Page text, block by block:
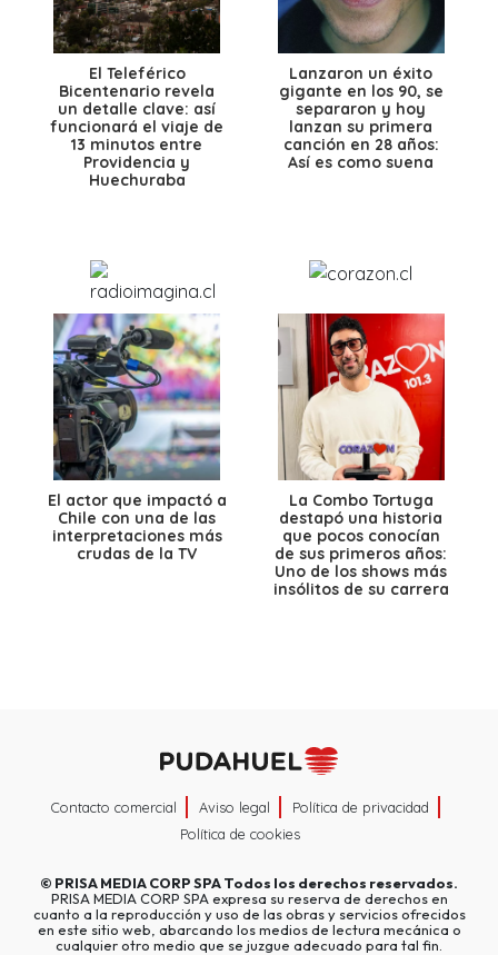
El Teleférico
Bicentenario revela
un detalle clave: así
funcionará el viaje de
13 minutos entre
Providencia y
Huechuraba
Lanzaron un éxito
gigante en los 90, se
separaron y hoy
lanzan su primera
canción en 28 años:
Así es como suena
El actor que impactó a
Chile con una de las
interpretaciones más
crudas de la TV
La Combo Tortuga
destapó una historia
que pocos conocían
de sus primeros años:
Uno de los shows más
insólitos de su carrera
Contacto comercial Aviso legal
Política de privacidad
Política de cookies
© PRISA MEDIA CORP SPATodos los derechos reservados.
PRISA MEDIA CORP SPA expresa su reserva de derechos en
cuanto a la reproducción y uso de las obras y servicios ofrecidos
en este sitio web, abarcando los medios de lectura mecánica o
cualquier otro medio que se juzgue adecuado para tal fin.